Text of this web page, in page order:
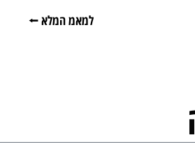
למאמ המלא ⭠